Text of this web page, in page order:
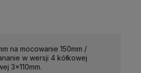
na mocowanie 150mm /
w wersji 4 kółkowej
3x110mm.